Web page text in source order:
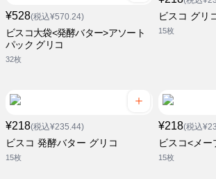
¥528(税込¥570.24)
ビスコ大袋<発酵バター>アソート
パック グリコ
32枚
ビスコ グリ
15枚
¥218(税込¥235.44)
ビスコ 発酵バター グリコ
15枚
¥218(税込
ビスコ<メー
15枚